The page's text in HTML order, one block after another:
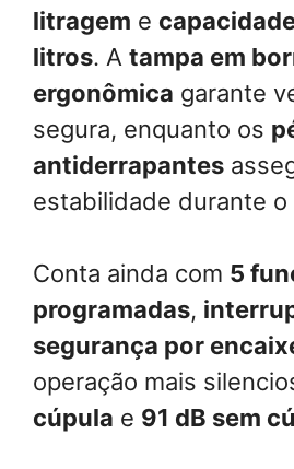
litragem e
litros. A tampa em
ergonômica garante
segura, enquanto os
antiderrapantes
estabilidade durante o
Conta ainda com 5
programadas,
segurança por
operação mais
cúpula e 91 dB sem